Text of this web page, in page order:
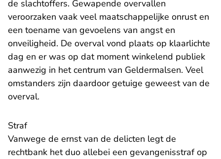
de slachtoffers. Gewapende overvallen
veroorzaken vaak veel maatschappelijke onrust en
een toename van gevoelens van angst en
onveiligheid. De overval vond plaats op klaarlichte
dag en er was op dat moment winkelend publiek
aanwezig in het centrum van Geldermalsen. Veel
omstanders zijn daardoor getuige geweest van de
overval.
Straf
Vanwege de ernst van de delicten legt de
rechtbank het duo allebei een gevangenisstraf op